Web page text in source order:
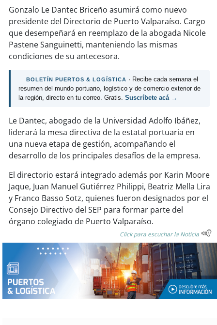
soyvalparaíso
soyquillota
soychillán
soytalcahuano
soyconcepción
soycoronel
soyarauco
valdivia
soyosorno
Gonzalo Le Dantec Briceño asumirá como nuevo
presidente del Directorio de Puerto Valparaíso. Cargo
que desempeñará en reemplazo de la abogada Nicole
Pastene Sanguinetti, manteniendo las mismas
condiciones de su antecesora.
BOLETÍN PUERTOS & LOGÍSTICA · Recibe cada semana el
resumen del mundo portuario, logístico y de comercio exterior de
la región, directo en tu correo. Gratis.Suscríbete acá →
Le Dantec, abogado de la Universidad Adolfo Ibáñez,
liderará la mesa directiva de la estatal portuaria en
una nueva etapa de gestión, acompañando el
desarrollo de los principales desafíos de la empresa.
El directorio estará integrado además por Karin Moore
Jaque, Juan Manuel Gutiérrez Philippi, Beatriz Mella Lira
y Franco Basso Sotz, quienes fueron designados por el
Consejo Directivo del SEP para formar parte del
órgano colegiado de Puerto Valparaíso.
Click para escuchar la Noticia